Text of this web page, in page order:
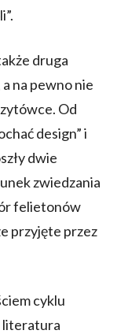
druga
a na pewno nie
Od
design” i
dwie
zwiedzania
felietonów
przyjęte przez
cyklu
literatura